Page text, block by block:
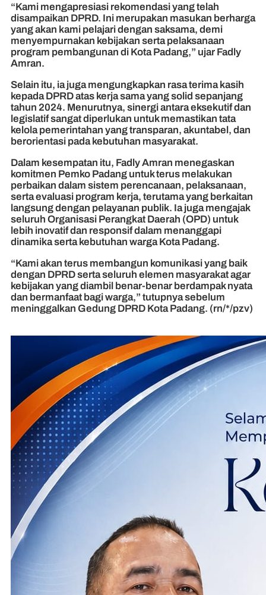
“Kami mengapresiasi rekomendasi yang telah
disampaikan DPRD. Ini merupakan masukan berharga
yang akan kami pelajari dengan saksama, demi
menyempurnakan kebijakan serta pelaksanaan
program pembangunan di Kota Padang,” ujar Fadly
Amran.
Selain itu, ia juga mengungkapkan rasa terima kasih
kepada DPRD atas kerja sama yang solid sepanjang
tahun 2024. Menurutnya, sinergi antara eksekutif dan
legislatif sangat diperlukan untuk memastikan tata
kelola pemerintahan yang transparan, akuntabel, dan
berorientasi pada kebutuhan masyarakat.
Dalam kesempatan itu, Fadly Amran menegaskan
komitmen Pemko Padang untuk terus melakukan
perbaikan dalam sistem perencanaan, pelaksanaan,
serta evaluasi program kerja, terutama yang berkaitan
langsung dengan pelayanan publik. Ia juga mengajak
seluruh Organisasi Perangkat Daerah (OPD) untuk
lebih inovatif dan responsif dalam menanggapi
dinamika serta kebutuhan warga Kota Padang.
“Kami akan terus membangun komunikasi yang baik
dengan DPRD serta seluruh elemen masyarakat agar
kebijakan yang diambil benar-benar berdampak nyata
dan bermanfaat bagi warga,” tutupnya sebelum
meninggalkan Gedung DPRD Kota Padang. (rn/*/pzv)